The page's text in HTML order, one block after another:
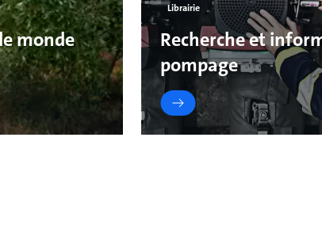
monde
Librairie
Recherche et
pompage